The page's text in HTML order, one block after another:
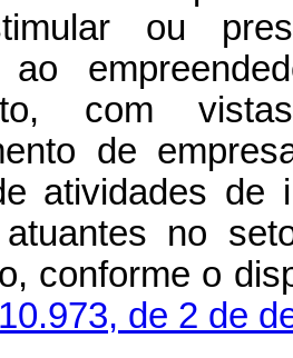
ou
ao
com
de
atividades de
atuantes no
conforme o
de 2 de